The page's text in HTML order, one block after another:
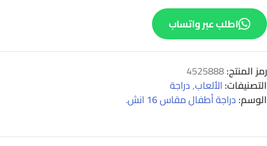
اطلب عبر واتساب
رمز المنتج:4525888
التصنيفات: الألعاب,دراجة
الوسم: دراجة أطفال مقاس 16 انش.